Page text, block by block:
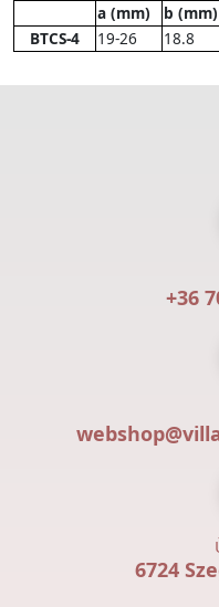
a (mm) b (mm)
BTCS-4
19-26 18.8
+36
6724